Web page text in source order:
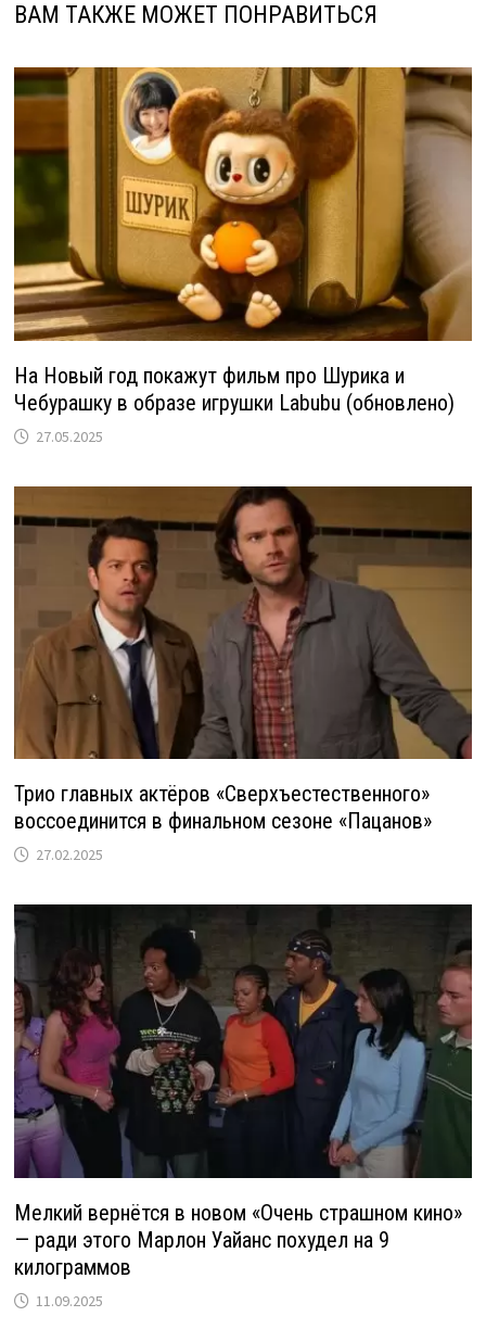
ВАМ ТАКЖЕ МОЖЕТ ПОНРАВИТЬСЯ
На Новый год покажут фильм про Шурика и
Чебурашку в образе игрушки Labubu (обновлено)
27.05.2025
Трио главных актёров «Сверхъестественного»
воссоединится в финальном сезоне «Пацанов»
27.02.2025
Мелкий вернётся в новом «Очень страшном кино»
— ради этого Марлон Уайанс похудел на 9
килограммов
11.09.2025